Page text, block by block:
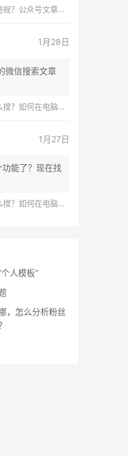
章怎么检测是否违规？
1月28日
微信搜索文章
脑上搜索公众号文章？
1月27日
能了？现在找
脑上搜索公众号文章？
人模板”
，怎么分析粉丝